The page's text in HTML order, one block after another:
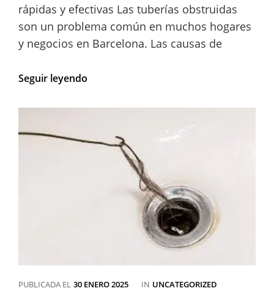
rápidas y efectivas Las tuberías obstruidas
son un problema común en muchos hogares
y negocios en Barcelona. Las causas de
Seguir leyendo
en
Barcelona
PUBLICADA EL 30 ENERO 2025 IN CATEGORÍAS
UNCATEGORIZED